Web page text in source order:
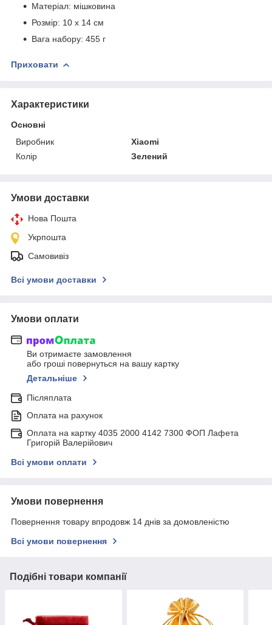
Матеріал: мішковина
Розмір: 10 х 14 см
Вага набору: 455 г
Приховати
Характеристики
Основні
Виробник
Xiaomi
Колір
Зелений
Умови доставки
Нова Пошта
Укрпошта
Самовивіз
Всі умови доставки
Умови оплати
Ви отримаєте замовлення
або гроші повернуться на вашу картку
Детальніше
Післяплата
Оплата на рахунок
Оплата на картку 4035 2000 4142 7300 ФОП Лафета
Григорій Валерійович
Всі умови оплати
Умови повернення
Повернення товару впродовж 14 днів за домовленістю
Всі умови повернення
Подібні товари компанії